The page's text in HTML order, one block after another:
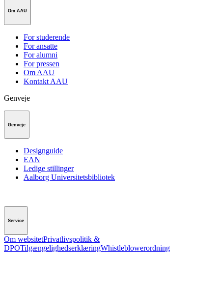
Om AAU
For studerende
For ansatte
For alumni
For pressen
Om AAU
Kontakt AAU
Genveje
Genveje
Designguide
EAN
Ledige stillinger
Aalborg Universitetsbibliotek
Service
Om websitetPrivatlivspolitik &
DPOTilgængelighedserklæringWhistleblowerordning